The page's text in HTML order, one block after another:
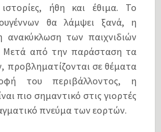
ιστορίες, ήθη και έθιμα. Το
θα λάμψει ξανά, η
ανακύκλωση των παιχνιδιών
Μετά από την παράσταση τα
προβληματίζονται σε θέματα
του περιβάλλοντος, η
πιο σημαντικό στις γιορτές
πνεύμα των εορτών.